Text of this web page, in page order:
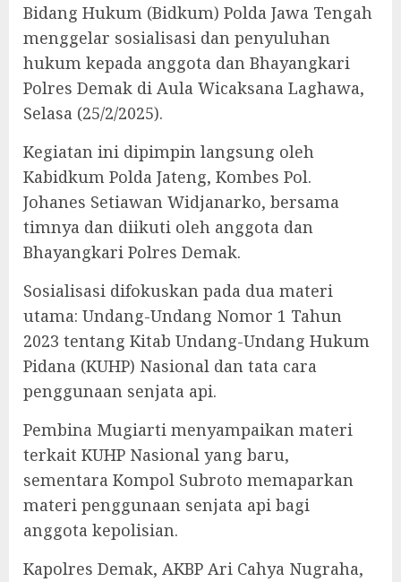
Bidang Hukum (Bidkum) Polda Jawa Tengah
menggelar sosialisasi dan penyuluhan
hukum kepada anggota dan Bhayangkari
Polres Demak di Aula Wicaksana Laghawa,
Selasa (25/2/2025).
Kegiatan ini dipimpin langsung oleh
Kabidkum Polda Jateng, Kombes Pol.
Johanes Setiawan Widjanarko, bersama
timnya dan diikuti oleh anggota dan
Bhayangkari Polres Demak.
Sosialisasi difokuskan pada dua materi
utama: Undang-Undang Nomor 1 Tahun
2023 tentang Kitab Undang-Undang Hukum
Pidana (KUHP) Nasional dan tata cara
penggunaan senjata api.
Pembina Mugiarti menyampaikan materi
terkait KUHP Nasional yang baru,
sementara Kompol Subroto memaparkan
materi penggunaan senjata api bagi
anggota kepolisian.
Kapolres Demak, AKBP Ari Cahya Nugraha,